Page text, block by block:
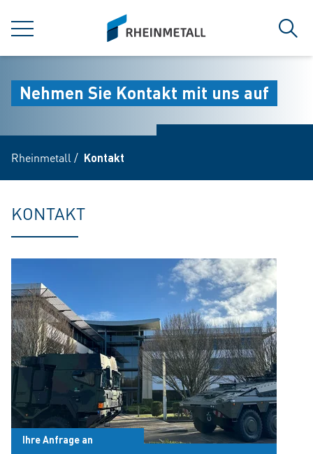
MENÜ
siteLogo
Nehmen Sie Kontakt mit uns auf
Rheinmetall / Kontakt
KONTAKT
Ihre Anfrage an